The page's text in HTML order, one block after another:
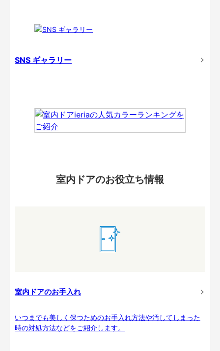
SNS ギャラリー
室内ドアのお役立ち情報
室内ドアのお手入れ
いつまでも美しく保つためのお手入れ方法や汚してしまった
時の対処方法などをご紹介します。